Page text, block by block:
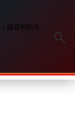
設定判別を